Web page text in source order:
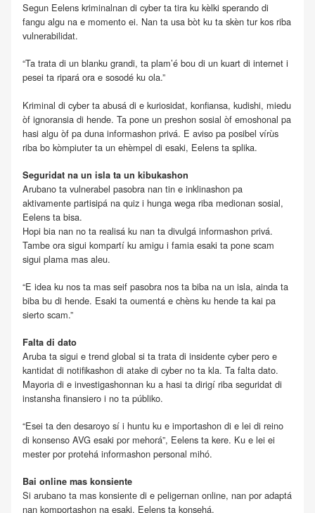
Segun Eelens kriminalnan di cyber ta tira ku kèlki sperando di
fangu algu na e momento ei. Nan ta usa bòt ku ta skèn tur kos riba
vulnerabilidat.
“Ta trata di un blanku grandi, ta plam’é bou di un kuart di internet i
pesei ta ripará ora e sosodé ku ola.”
Kriminal di cyber ta abusá di e kuriosidat, konfiansa, kudishi, miedu
òf ignoransia di hende. Ta pone un preshon sosial òf emoshonal pa
hasi algu òf pa duna informashon privá. E aviso pa posibel vírùs
riba bo kòmpiuter ta un ehèmpel di esaki, Eelens ta splika.
Seguridat na un isla ta un kibukashon
Arubano ta vulnerabel pasobra nan tin e inklinashon pa
aktivamente partisipá na quiz i hunga wega riba medionan sosial,
Eelens ta bisa.
Hopi bia nan no ta realisá ku nan ta divulgá informashon privá.
Tambe ora sigui kompartí ku amigu i famia esaki ta pone scam
sigui plama mas aleu.
“E idea ku nos ta mas seif pasobra nos ta biba na un isla, ainda ta
biba bu di hende. Esaki ta oumentá e chèns ku hende ta kai pa
sierto scam.”
Falta di dato
Aruba ta sigui e trend global si ta trata di insidente cyber pero e
kantidat di notifikashon di atake di cyber no ta kla. Ta falta dato.
Mayoria di e investigashonnan ku a hasi ta dirigí riba seguridat di
instansha finansiero i no ta públiko.
“Esei ta den desaroyo sí i huntu ku e importashon di e lei di reino
di konsenso AVG esaki por mehorá”, Eelens ta kere. Ku e lei ei
mester por protehá informashon personal mihó.
Bai online mas konsiente
Si arubano ta mas konsiente di e peligernan online, nan por adaptá
nan komportashon na esaki, Eelens ta konsehá.